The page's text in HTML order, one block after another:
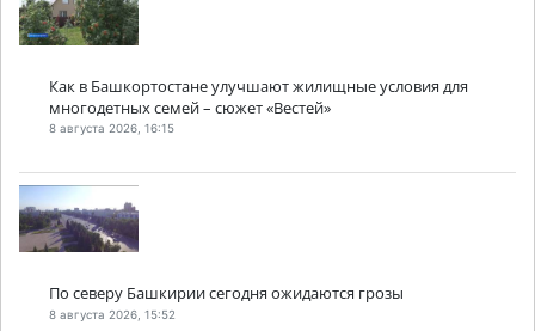
Как в Башкортостане улучшают жилищные условия для
многодетных семей – сюжет «Вестей»
8 августа 2026, 16:15
По северу Башкирии сегодня ожидаются грозы
8 августа 2026, 15:52